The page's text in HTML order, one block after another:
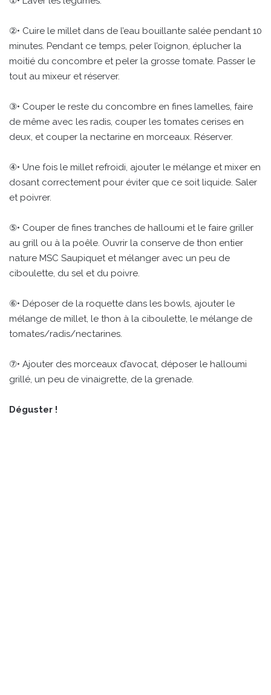
②• Cuire le millet dans de l’eau bouillante salée pendant 10
minutes. Pendant ce temps, peler l’oignon, éplucher la
moitié du concombre et peler la grosse tomate. Passer le
tout au mixeur et réserver.
③• Couper le reste du concombre en fines lamelles, faire
de même avec les radis, couper les tomates cerises en
deux, et couper la nectarine en morceaux. Réserver.
④• Une fois le millet refroidi, ajouter le mélange et mixer en
dosant correctement pour éviter que ce soit liquide. Saler
et poivrer.
⑤• Couper de fines tranches de halloumi et le faire griller
au grill ou à la poêle. Ouvrir la conserve de thon entier
nature MSC Saupiquet et mélanger avec un peu de
ciboulette, du sel et du poivre.
⑥• Déposer de la roquette dans les bowls, ajouter le
mélange de millet, le thon à la ciboulette, le mélange de
tomates/radis/nectarines.
⑦• Ajouter des morceaux d’avocat, déposer le halloumi
grillé, un peu de vinaigrette, de la grenade.
Déguster !